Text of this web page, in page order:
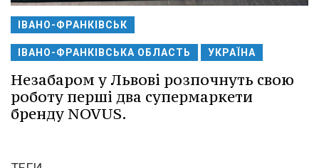
ІВАНО-ФРАНКІВСЬК
ІВАНО-ФРАНКІВСЬКА ОБЛАСТЬ УКРАЇНА
Незабаром у Львові розпочнуть свою
роботу перші два супермаркети
бренду NOVUS.